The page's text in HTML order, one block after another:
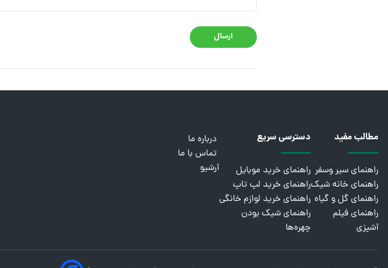
ارسال
مطالب مفید
راهنمای سیر وسفر
راهنمای خانه شیک
راهنمای گل و گیاه
راهنمای فیلم
آشپزی
دسترسی سریع
راهنمای خرید موبایل
راهنمای خرید لپ تاپ
راهنمای خرید لوازم خانگی
راهنمای شیک بودن
چهره‌ها
درباره ما
تماس با ما
آرشیو